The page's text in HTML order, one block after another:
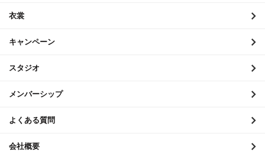
2020年11月
2020年10月
2020年9月
2020年5月
衣裳
キャンペーン
スタジオ
メンバーシップ
よくある質問
会社概要